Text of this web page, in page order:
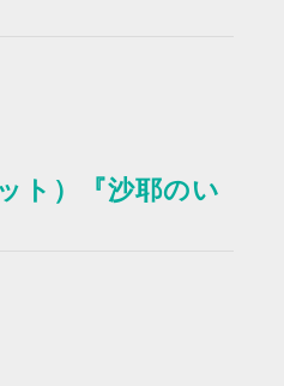
ト）『沙耶のい